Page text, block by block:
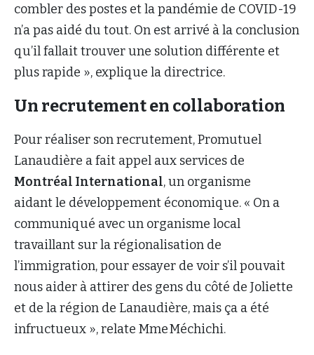
combler des postes et la pandémie de COVID-19
n’a pas aidé du tout. On est arrivé à la conclusion
qu’il fallait trouver une solution différente et
plus rapide », explique la directrice.
Un recrutement en collaboration
Pour réaliser son recrutement, Promutuel
Lanaudière a fait appel aux services de
Montréal International, un organisme
aidant le développement économique. « On a
communiqué avec un organisme local
travaillant sur la régionalisation de
l’immigration, pour essayer de voir s’il pouvait
nous aider à attirer des gens du côté de Joliette
et de la région de Lanaudière, mais ça a été
infructueux », relate Mme Méchichi.